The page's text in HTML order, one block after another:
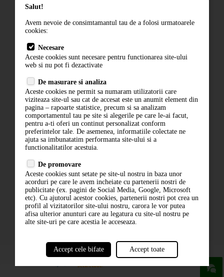
Cum comand
Livrare
Contact
Politica de confidentialitate
ANPC
ABONARE LA NEWSLETTER
ABONARE
Salut!
Avem nevoie de consimtamantul tau de a folosi urmatoarele
cookies:
Necesare
Aceste cookies sunt necesare pentru functionarea site-ului
web si nu pot fi dezactivate
De masurare si analiza
Aceste cookies ne permit sa numaram utilizatorii care
viziteaza site-ul sau cat de accesat este un anumit element din
pagina – rapoarte statistice, precum si sa analizam
comportamentul tau pe site si alegerile pe care le-ai facut,
pentru a-ti oferi un continut personalizat conform
preferintelor tale. De asemenea, informatiile colectate ne
ajuta sa imbunatatim performanta site-ului si a
functionalitatilor acestuia.
De promovare
Aceste cookies sunt setate pe site-ul nostru in baza unor
acorduri pe care le avem incheiate cu partenerii nostri de
publicitate (ex. pagini de Social Media, Google, Microsoft
etc). Cu ajutorul acestor cookies, partenerii nostri pot crea un
profil al vizitatorilor site-ului nostru, carora le vor putea
afisa ulterior anunturi care au legatura cu site-ul nostru pe
alte site-uri pe care acestia le acceseaza.
Accept cele bifate Accept toate